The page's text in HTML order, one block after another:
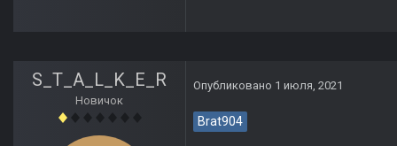
S_T_A_L_K_E_R
Новичок
Опубликовано 1 июля, 2021
Brat904